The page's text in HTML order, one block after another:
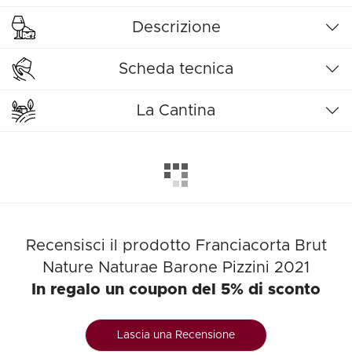
Descrizione
Scheda tecnica
La Cantina
Recensisci il prodotto Franciacorta Brut
Nature Naturae Barone Pizzini 2021
In regalo un coupon del 5% di sconto
Lascia una Recensione